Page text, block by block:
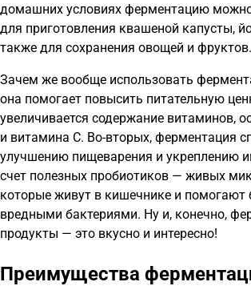
домашних условиях ферментацию
для приготовления квашеной капусты,
также для сохранения овощей и фруктов.
Зачем же вообще использовать
она помогает повысить питательную
увеличивается содержание витаминов,
и витамина C. Во-вторых, ферментация
улучшению пищеварения и укреплению
счет полезных пробиотиков — живых
которые живут в кишечнике и помогают
вредными бактериями. Ну и, конечно,
продукты — это вкусно и интересно!
Преимущества